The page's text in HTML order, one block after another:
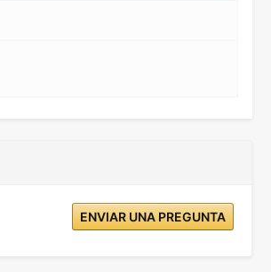
ENVIAR UNA PREGUNTA